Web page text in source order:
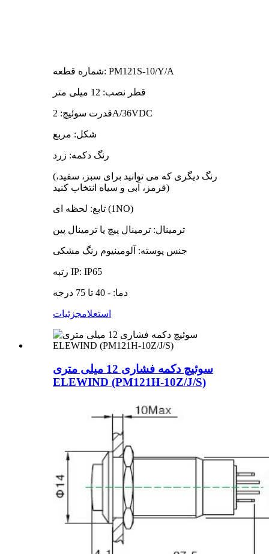
شماره قطعه: PM121S-10/Y/A
قطر نصب: 12 میلی متر
قدرت سوئیچ: 2A/36VDC
شکل: مربع
رنگ دکمه: زرد
(رنگ دیگری که می توانید برای سبز، سفید،
قرمز، آبی و سیاه انتخاب کنید)
تابع: لحظه ای (1NO)
ترمینال: ترمینال پیچ یا ترمینال پین
جنس پوسته: آلومینیوم رنگ مشکی
رتبه IP: IP65
دما: - 40 تا 75 درجه
استعلامجزئیات
سوئیچ دکمه فشاری 12 میلی متری
ELEWIND (PM121H-10Z/J/S)